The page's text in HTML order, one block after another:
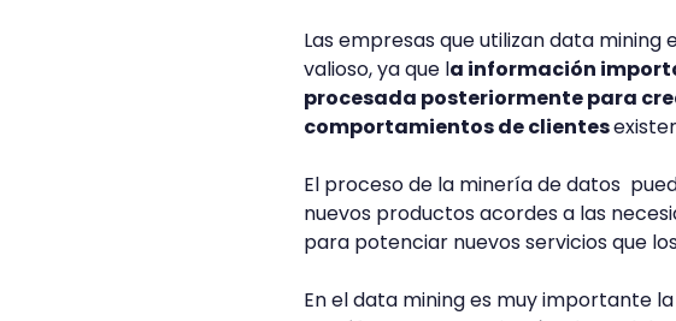
Las empresas que utilizan data
valioso, ya que la información
procesada posteriormente para
comportamientos de clientes
El proceso de la minería de datos
nuevos productos acordes a las
para potenciar nuevos servicios que
En el data mining es muy importante